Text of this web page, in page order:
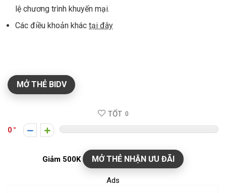
lệ chương trình khuyến mại.
Các điều khoản khác tại đây
MỞ THẺ BIDV
TỐT 0
0
Giảm 500K MỞ THẺ NHẬN ƯU ĐÃI
Ads